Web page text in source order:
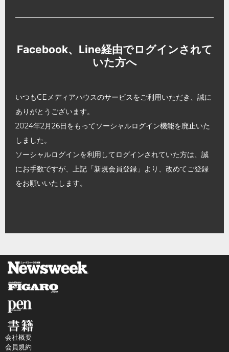
Facebook、Line経由でログインされて
いた方へ
いつもCEメディアハウスのサービスをご利用いただき、誠に
ありがとうございます。
2024年2月26日をもってソーシャルログイン機能を廃止いた
しました。
ソーシャルログインを利用してログインされていた方は、誠
にお手数ですが、上記「新規会員登録」より、改めてご登録
をお願いいたします。
会社概要
会員規約